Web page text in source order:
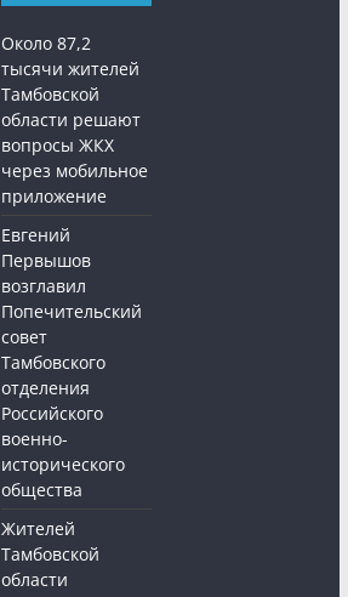
Около 87,2
тысячи жителей
Тамбовской
области решают
вопросы ЖКХ
через мобильное
приложение
Евгений
Первышов
возглавил
Попечительский
совет
Тамбовского
отделения
Российского
военно-
исторического
общества
Жителей
Тамбовской
области